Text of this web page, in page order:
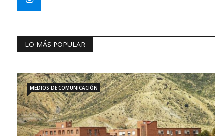
LO MÁS POPULAR
MEDIOS DE COMUNICACIÓN